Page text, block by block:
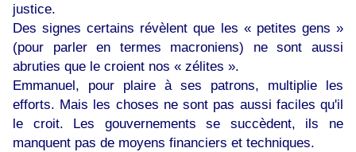
justice.
Des signes certains révèlent que les « petites gens »
(pour parler en termes macroniens) ne sont aussi
abruties que le croient nos « zélites ».
Emmanuel, pour plaire à ses patrons, multiplie les
efforts. Mais les choses ne sont pas aussi faciles qu'il
le croit. Les gouvernements se succèdent, ils ne
manquent pas de moyens financiers et techniques.